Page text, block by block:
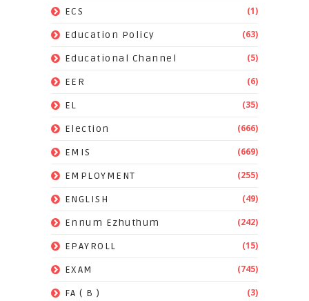
ECS (1)
Education Policy (63)
Educational Channel (5)
EER (6)
EL (35)
Election (666)
EMIS (669)
EMPLOYMENT (255)
ENGLISH (49)
Ennum Ezhuthum (242)
EPAYROLL (15)
EXAM (745)
FA ( B ) (3)